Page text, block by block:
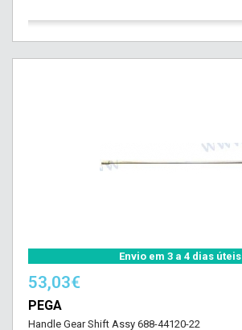
Envio em 3 a 4 dias úteis
53,03€
PEGA
Handle Gear Shift Assy 688-44120-22